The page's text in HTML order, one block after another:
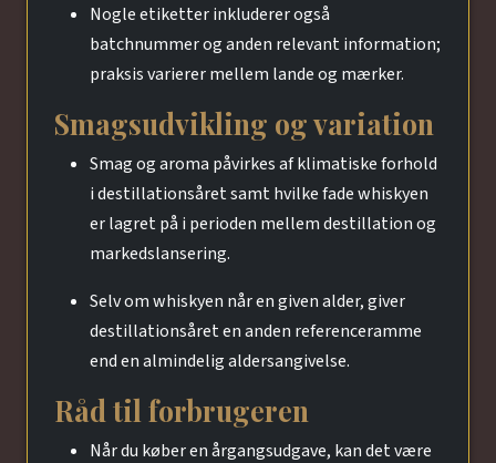
Nogle etiketter inkluderer også
batchnummer og anden relevant information;
praksis varierer mellem lande og mærker.
Smagsudvikling og variation
Smag og aroma påvirkes af klimatiske forhold
i destillationsåret samt hvilke fade whiskyen
er lagret på i perioden mellem destillation og
markedslansering.
Selv om whiskyen når en given alder, giver
destillationsåret en anden referenceramme
end en almindelig aldersangivelse.
Råd til forbrugeren
Når du køber en årgangsudgave, kan det være